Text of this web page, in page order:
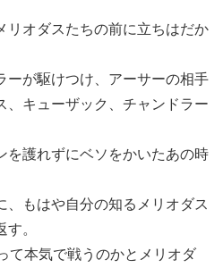
リオダスたちの前に立ちはだか
ーが駆けつけ、アーサーの相手
、キューザック、チャンドラー
を護れずにベソをかいたあの時
、もはや自分の知るメリオダス
。
て本気で戦うのかとメリオダ